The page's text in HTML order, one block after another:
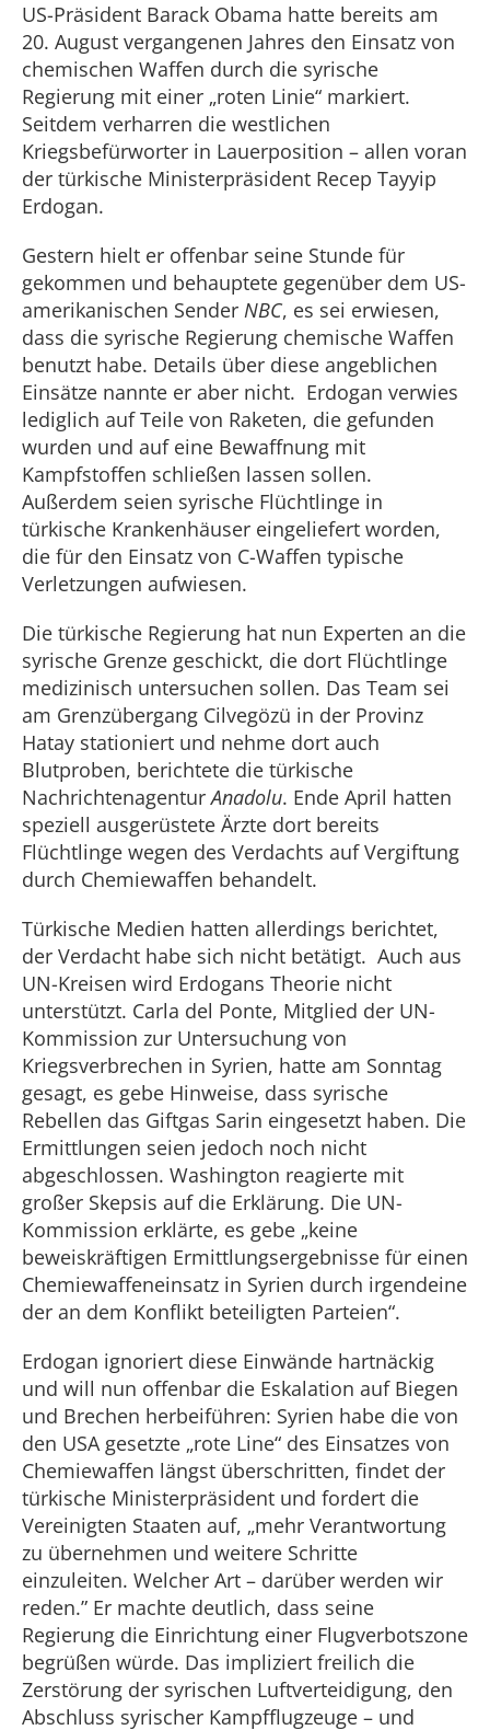
US-Präsident Barack Obama hatte bereits am
20. August vergangenen Jahres den Einsatz von
chemischen Waffen durch die syrische
Regierung mit einer „roten Linie“ markiert.
Seitdem verharren die westlichen
Kriegsbefürworter in Lauerposition – allen voran
der türkische Ministerpräsident Recep Tayyip
Erdogan.
Gestern hielt er offenbar seine Stunde für
gekommen und behauptete gegenüber dem US-
amerikanischen Sender NBC, es sei erwiesen,
dass die syrische Regierung chemische Waffen
benutzt habe. Details über diese angeblichen
Einsätze nannte er aber nicht. Erdogan verwies
lediglich auf Teile von Raketen, die gefunden
wurden und auf eine Bewaffnung mit
Kampfstoffen schließen lassen sollen.
Außerdem seien syrische Flüchtlinge in
türkische Krankenhäuser eingeliefert worden,
die für den Einsatz von C-Waffen typische
Verletzungen aufwiesen.
Die türkische Regierung hat nun Experten an die
syrische Grenze geschickt, die dort Flüchtlinge
medizinisch untersuchen sollen. Das Team sei
am Grenzübergang Cilvegözü in der Provinz
Hatay stationiert und nehme dort auch
Blutproben, berichtete die türkische
NachrichtenagenturAnadolu. Ende April hatten
speziell ausgerüstete Ärzte dort bereits
Flüchtlinge wegen des Verdachts auf Vergiftung
durch Chemiewaffen behandelt.
Türkische Medien hatten allerdings berichtet,
der Verdacht habe sich nicht betätigt. Auch aus
UN-Kreisen wird Erdogans Theorie nicht
unterstützt. Carla del Ponte, Mitglied der UN-
Kommission zur Untersuchung von
Kriegsverbrechen in Syrien, hatte am Sonntag
gesagt, es gebe Hinweise, dass syrische
Rebellen das Giftgas Sarin eingesetzt haben. Die
Ermittlungen seien jedoch noch nicht
abgeschlossen. Washington reagierte mit
großer Skepsis auf die Erklärung. Die UN-
Kommission erklärte, es gebe „keine
beweiskräftigen Ermittlungsergebnisse für einen
Chemiewaffeneinsatz in Syrien durch irgendeine
der an dem Konflikt beteiligten Parteien“.
Erdogan ignoriert diese Einwände hartnäckig
und will nun offenbar die Eskalation auf Biegen
und Brechen herbeiführen: Syrien habe die von
den USA gesetzte „rote Line“ des Einsatzes von
Chemiewaffen längst überschritten, findet der
türkische Ministerpräsident und fordert die
Vereinigten Staaten auf, „mehr Verantwortung
zu übernehmen und weitere Schritte
einzuleiten. Welcher Art – darüber werden wir
reden.” Er machte deutlich, dass seine
Regierung die Einrichtung einer Flugverbotszone
begrüßen würde. Das impliziert freilich die
Zerstörung der syrischen Luftverteidigung, den
Abschluss syrischer Kampfflugzeuge – und